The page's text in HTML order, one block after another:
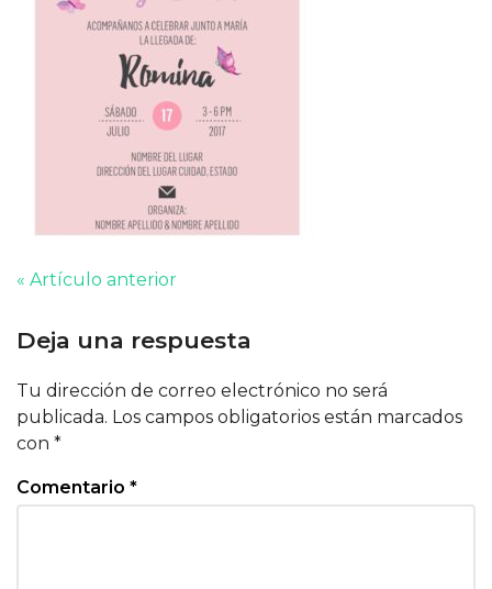
« Artículo anterior
Deja una respuesta
Tu dirección de correo electrónico no será
publicada. Los campos obligatorios están marcados
con *
Comentario *